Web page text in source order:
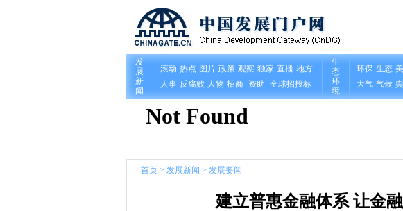
首页 > 发展新闻 > 发展要闻
建立普惠金融体系 让金